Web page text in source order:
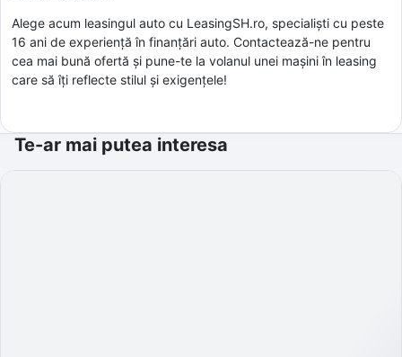
Alege acum leasingul auto cu LeasingSH.ro, specialiști cu peste
16 ani de experiență în finanțări auto. Contactează-ne pentru
cea mai bună ofertă și pune-te la volanul unei mașini în leasing
care să îți reflecte stilul și exigențele!
Te-ar mai putea interesa